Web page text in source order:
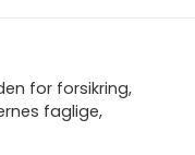
for forsikring,
faglige,